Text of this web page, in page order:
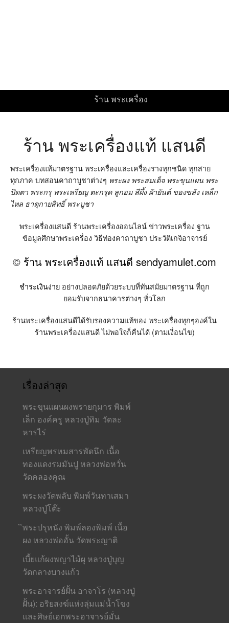
ร้าน พระเครื่อง
ร้าน พระเครื่องแท้ แสนดี
พระเครื่องแท้มาตรฐาน พระเครื่องและเครื่องรางทุกชนิด ทุกสาย
ทุกภาค บทสอนคาถาบูชาต่างๆ พระผง พระสมเด็จ พระขุนแผน พระ
ปิดตา พระกรุ พระเหรียญ ตะกรุด ลูกอม สีผึ้ง ผัายันต์ ของขลัง เหล็ก
ไหล ธาตุกายสิทธิ์ พระบูชา
พระเครื่องแสนดี ร้านพระเครื่องออนไลน์ ข่าวพระเครื่อง ฐาน
ข้อมูลศึกษาพระเครื่อง วิธีท่องคาถาบูชา ประวัติเกจิอาจารย์
© ร้าน พระเครื่องแท้ แสนดี sendyamulet.com
ชำระเงินง่าย อย่างปลอดภัยด้วยระบบที่ทันสมัยมาตรฐาน ที่ถูก
ยอมรับจากธนาคารต่างๆ ทั่วโลก
ร้านพระเครื่องแสนดีได้รับรองความแท้ของ พระเครื่องทุกๆองค์ใน
ร้านพระเครื่องแสนดี ไม่พอใจก็คืนได้ (ตามเงื่อนไข)
เรื่องล่าสุด
พระขุนแผนผงพรายกุมาร พิมพ์
เล็ก องค์ครู หลวงปู่ทิม วัดละ
หารไร่
เหรียญพรหมสารพัดนึก เนื้อ
ทองแดงรมมันปู หลวงพ่อหวั่น
วัดคลองคูณ
พระผงวัดพลับ พิมพ์วันทาเสมา
หลวงปู่โต๊ะ
ิพระปรุหนัง พิมพ์ลองพิมพ์ เนื้อ
ผง หลวงพ่ออั้น วัดพระญาติ
เบี้ยแก้ผงพญาไม้ผุ หลวงปู่บุญ
วัดกลางบางแก้ว
พระอาจารย์ฝั้น อาจาโร (หลวงปู่
ฝั้น): อริยสงฆ์แห่งลุ่มแม่น้ำโขง
และศิษย์เอกพระอาจารย์มั่น